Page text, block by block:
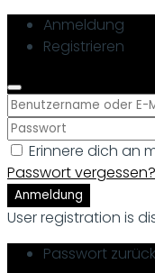
Anmeldung
Registrieren
Erinnere dich an
Passwort vergessen?
Anmeldung
User registration is
Passwort